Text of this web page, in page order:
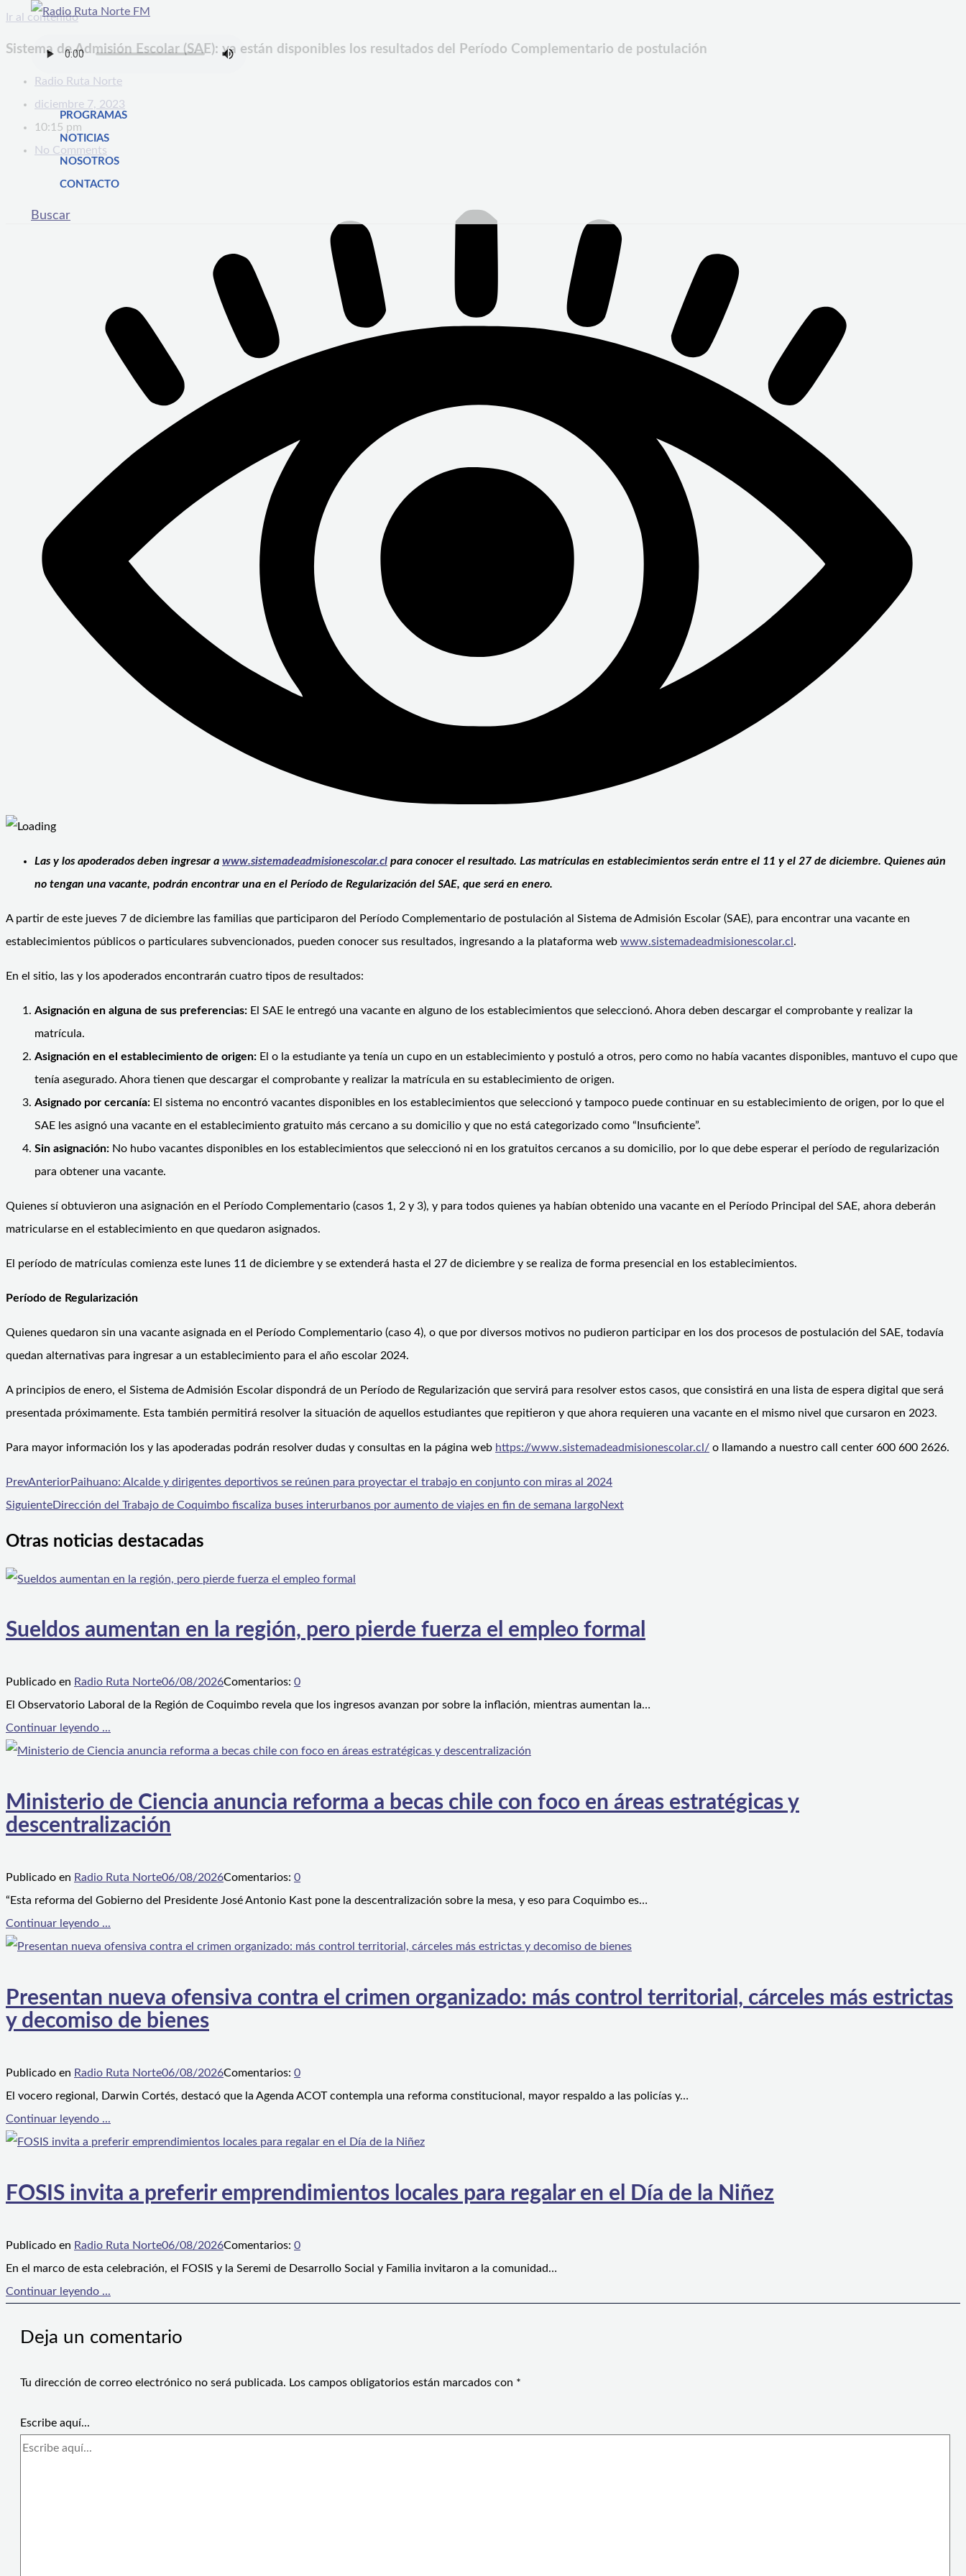
Ir al contenido
PROGRAMAS
NOTICIAS
NOSOTROS
CONTACTO
Buscar
Sistema de Admisión Escolar (SAE): ya están disponibles los resultados del Período Complementario de postulación
Radio Ruta Norte
diciembre 7, 2023
10:15 pm
No Comments
Las y los apoderados deben ingresar a www.sistemadeadmisionescolar.cl para conocer el resultado. Las matrículas en establecimientos serán entre el 11 y el 27 de diciembre. Quienes aún
no tengan una vacante, podrán encontrar una en el Período de Regularización del SAE, que será en enero.
A partir de este jueves 7 de diciembre las familias que participaron del Período Complementario de postulación al Sistema de Admisión Escolar (SAE), para encontrar una vacante en
establecimientos públicos o particulares subvencionados, pueden conocer sus resultados, ingresando a la plataforma web www.sistemadeadmisionescolar.cl .
En el sitio, las y los apoderados encontrarán cuatro tipos de resultados:
Asignación en alguna de sus preferencias: El SAE le entregó una vacante en alguno de los establecimientos que seleccionó. Ahora deben descargar el comprobante y realizar la
matrícula.
Asignación en el establecimiento de origen: El o la estudiante ya tenía un cupo en un establecimiento y postuló a otros, pero como no había vacantes disponibles, mantuvo el cupo que
tenía asegurado. Ahora tienen que descargar el comprobante y realizar la matrícula en su establecimiento de origen.
Asignado por cercanía: El sistema no encontró vacantes disponibles en los establecimientos que seleccionó y tampoco puede continuar en su establecimiento de origen, por lo que el
SAE les asignó una vacante en el establecimiento gratuito más cercano a su domicilio y que no está categorizado como “Insuficiente”.
Sin asignación: No hubo vacantes disponibles en los establecimientos que seleccionó ni en los gratuitos cercanos a su domicilio, por lo que debe esperar el período de regularización
para obtener una vacante.
Quienes sí obtuvieron una asignación en el Período Complementario (casos 1, 2 y 3), y para todos quienes ya habían obtenido una vacante en el Período Principal del SAE, ahora deberán
matricularse en el establecimiento en que quedaron asignados.
El período de matrículas comienza este lunes 11 de diciembre y se extenderá hasta el 27 de diciembre y se realiza de forma presencial en los establecimientos.
Período de Regularización
Quienes quedaron sin una vacante asignada en el Período Complementario (caso 4), o que por diversos motivos no pudieron participar en los dos procesos de postulación del SAE, todavía
quedan alternativas para ingresar a un establecimiento para el año escolar 2024.
A principios de enero, el Sistema de Admisión Escolar dispondrá de un Período de Regularización que servirá para resolver estos casos, que consistirá en una lista de espera digital que será
presentada próximamente. Esta también permitirá resolver la situación de aquellos estudiantes que repitieron y que ahora requieren una vacante en el mismo nivel que cursaron en 2023.
Para mayor información los y las apoderadas podrán resolver dudas y consultas en la página web https://www.sistemadeadmisionescolar.cl/ o llamando a nuestro call center 600 600 2626.
PrevAnteriorPaihuano: Alcalde y dirigentes deportivos se reúnen para proyectar el trabajo en conjunto con miras al 2024
SiguienteDirección del Trabajo de Coquimbo fiscaliza buses interurbanos por aumento de viajes en fin de semana largoNext
Otras noticias destacadas
Sueldos aumentan en la región, pero pierde fuerza el empleo formal
Publicado en Radio Ruta Norte06/08/2026Comentarios: 0
El Observatorio Laboral de la Región de Coquimbo revela que los ingresos avanzan por sobre la inflación, mientras aumentan la…
Continuar leyendo ...
Ministerio de Ciencia anuncia reforma a becas chile con foco en áreas estratégicas y
descentralización
Publicado en Radio Ruta Norte06/08/2026Comentarios: 0
“Esta reforma del Gobierno del Presidente José Antonio Kast pone la descentralización sobre la mesa, y eso para Coquimbo es…
Continuar leyendo ...
Presentan nueva ofensiva contra el crimen organizado: más control territorial, cárceles más estrictas
y decomiso de bienes
Publicado en Radio Ruta Norte06/08/2026Comentarios: 0
El vocero regional, Darwin Cortés, destacó que la Agenda ACOT contempla una reforma constitucional, mayor respaldo a las policías y…
Continuar leyendo ...
FOSIS invita a preferir emprendimientos locales para regalar en el Día de la Niñez
Publicado en Radio Ruta Norte06/08/2026Comentarios: 0
En el marco de esta celebración, el FOSIS y la Seremi de Desarrollo Social y Familia invitaron a la comunidad…
Continuar leyendo ...
Deja un comentario
Tu dirección de correo electrónico no será publicada. Los campos obligatorios están marcados con *
Escribe aquí...